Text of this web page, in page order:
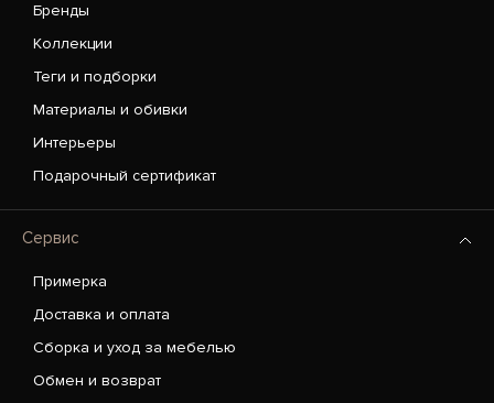
Бренды
Коллекции
Теги и подборки
Материалы и обивки
Интерьеры
Подарочный сертификат
Сервис
Примерка
Доставка и оплата
Сборка и уход за мебелью
Обмен и возврат